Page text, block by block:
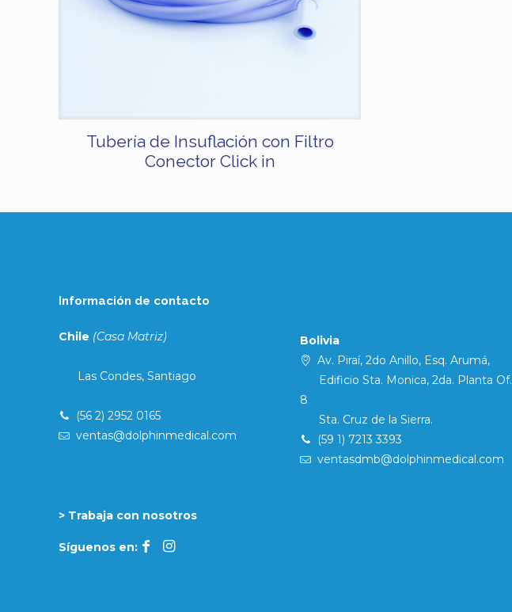
Tubería de Insuflación con Filtro
Conector Click in
Información de contacto
Chile (Casa Matriz)
Las Condes, Santiago
(56 2) 2952 0165
ventas@dolphinmedical.com
> Trabaja con nosotros
Síguenos en:
Bolivia
Av. Piraí, 2do Anillo, Esq. Arumá,
Edificio Sta. Monica, 2da. Planta Of.
8
Sta. Cruz de la Sierra.
(59 1) 7213 3393
ventasdmb@dolphinmedical.com